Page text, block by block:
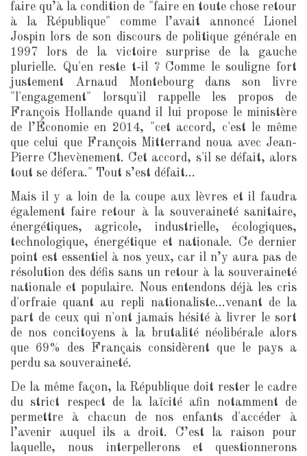
faire qu’à la condition de "faire en toute chose retour
à la République" comme l’avait annoncé Lionel
Jospin lors de son discours de politique générale en
1997 lors de la victoire surprise de la gauche
plurielle. Qu'en reste t-il ? Comme le souligne fort
justement Arnaud Montebourg dans son livre
"l'engagement" lorsqu'il rappelle les propos de
François Hollande quand il lui propose le ministère
de l’Économie en 2014, "cet accord, c'est le même
que celui que François Mitterrand noua avec Jean-
Pierre Chevènement. Cet accord, s'il se défait, alors
tout se défera." Tout s’est défait...
Mais il y a loin de la coupe aux lèvres et il faudra
également faire retour à la souveraineté sanitaire,
énergétiques, agricole, industrielle, écologiques,
technologique, énergétique et nationale. Ce dernier
point est essentiel à nos yeux, car il n’y aura pas de
résolution des défis sans un retour à la souveraineté
nationale et populaire. Nous entendons déjà les cris
d'orfraie quant au repli nationaliste...venant de la
part de ceux qui n'ont jamais hésité à livrer le sort
de nos concitoyens à la brutalité néolibérale alors
que 69% des Français considèrent que le pays a
perdu sa souveraineté.
De la même façon, la République doit rester le cadre
du strict respect de la laïcité afin notamment de
permettre à chacun de nos enfants d'accéder à
l’avenir auquel ils a droit. C’est la raison pour
laquelle, nous interpellerons et questionnerons